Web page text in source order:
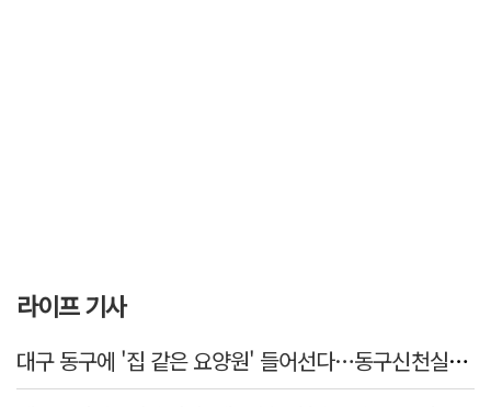
라이프 기사
대구 동구에 '집 같은 요양원' 들어선다…동구신천실버홈 10일 개원